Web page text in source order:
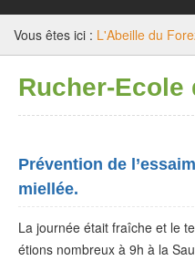
Législation
Vous êtes ici : L'Abeille du
Rucher-Ecole
Prévention de
miellée.
La journée était fraîche et le
étions nombreux à 9h à la